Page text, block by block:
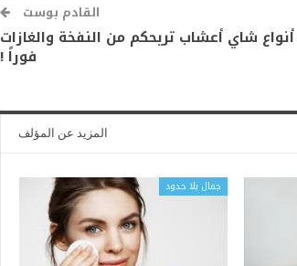
القادم بوست
4 أنواع شاي أعشاب تريحكم من النفخة والغازات
فوراً !
المزيد عن المؤلف
جمال بلا حدود